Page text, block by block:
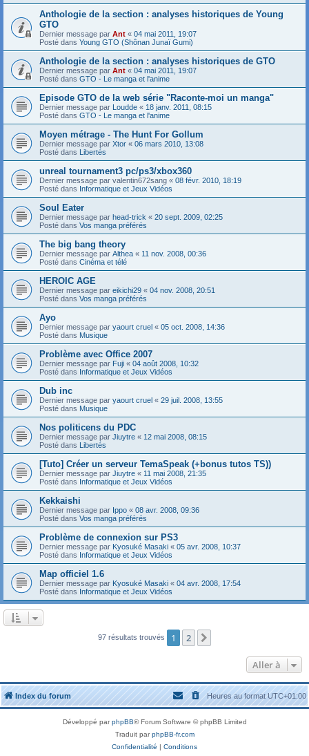
Anthologie de la section : analyses historiques de Young
GTO
Dernier message par Ant « 04 mai 2011, 19:07
Posté dans Young GTO (Shônan Junaï Gumi)
Anthologie de la section : analyses historiques de GTO
Dernier message par Ant « 04 mai 2011, 19:07
Posté dans GTO - Le manga et l'anime
Episode GTO de la web série "Raconte-moi un manga"
Dernier message par Loudde « 18 janv. 2011, 08:15
Posté dans GTO - Le manga et l'anime
Moyen métrage - The Hunt For Gollum
Dernier message par Xtor « 06 mars 2010, 13:08
Posté dans Libertés
unreal tournament3 pc/ps3/xbox360
Dernier message par valentin672sang « 08 févr. 2010, 18:19
Posté dans Informatique et Jeux Vidéos
Soul Eater
Dernier message par head-trick « 20 sept. 2009, 02:25
Posté dans Vos manga préférés
The big bang theory
Dernier message par Althea « 11 nov. 2008, 00:36
Posté dans Cinéma et télé
HEROIC AGE
Dernier message par eikichi29 « 04 nov. 2008, 20:51
Posté dans Vos manga préférés
Ayo
Dernier message par yaourt cruel « 05 oct. 2008, 14:36
Posté dans Musique
Problème avec Office 2007
Dernier message par Fuji « 04 août 2008, 10:32
Posté dans Informatique et Jeux Vidéos
Dub inc
Dernier message par yaourt cruel « 29 juil. 2008, 13:55
Posté dans Musique
Nos politicens du PDC
Dernier message par Jiuytre « 12 mai 2008, 08:15
Posté dans Libertés
[Tuto] Créer un serveur TemaSpeak (+bonus tutos TS))
Dernier message par Jiuytre « 11 mai 2008, 21:35
Posté dans Informatique et Jeux Vidéos
Kekkaishi
Dernier message par Ippo « 08 avr. 2008, 09:36
Posté dans Vos manga préférés
Problème de connexion sur PS3
Dernier message par Kyosuké Masaki « 05 avr. 2008, 10:37
Posté dans Informatique et Jeux Vidéos
Map officiel 1.6
Dernier message par Kyosuké Masaki « 04 avr. 2008, 17:54
Posté dans Informatique et Jeux Vidéos
97 résultats trouvés 1 2
Aller à
Index du forum Heures au formatUTC+01:00
Développé parphpBB® Forum Software © phpBB Limited
Traduit parphpBB-fr.com
Confidentialité | Conditions